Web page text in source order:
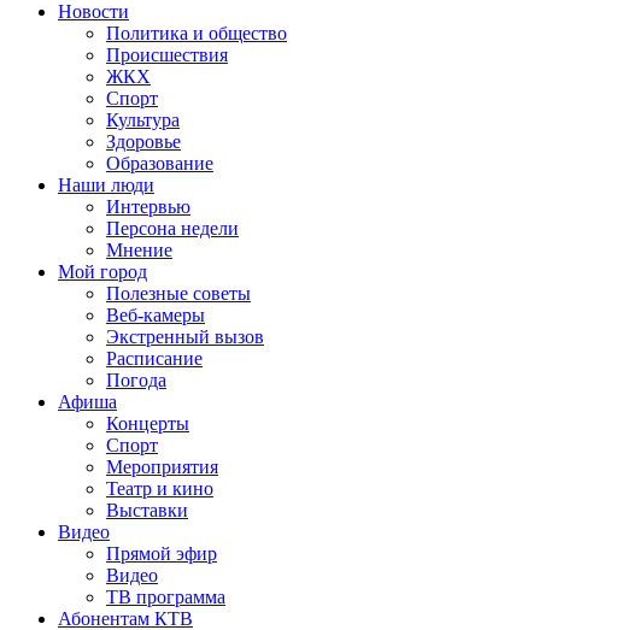
Новости
Политика и общество
Происшествия
ЖКХ
Спорт
Культура
Здоровье
Образование
Наши люди
Интервью
Персона недели
Мнение
Мой город
Полезные советы
Веб-камеры
Экстренный вызов
Расписание
Погода
Афиша
Концерты
Спорт
Мероприятия
Театр и кино
Выставки
Видео
Прямой эфир
Видео
ТВ программа
Абонентам КТВ